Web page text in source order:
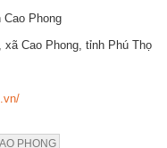
Cao Phong
xã Cao Phong, tỉnh Phú Thọ
PHONG